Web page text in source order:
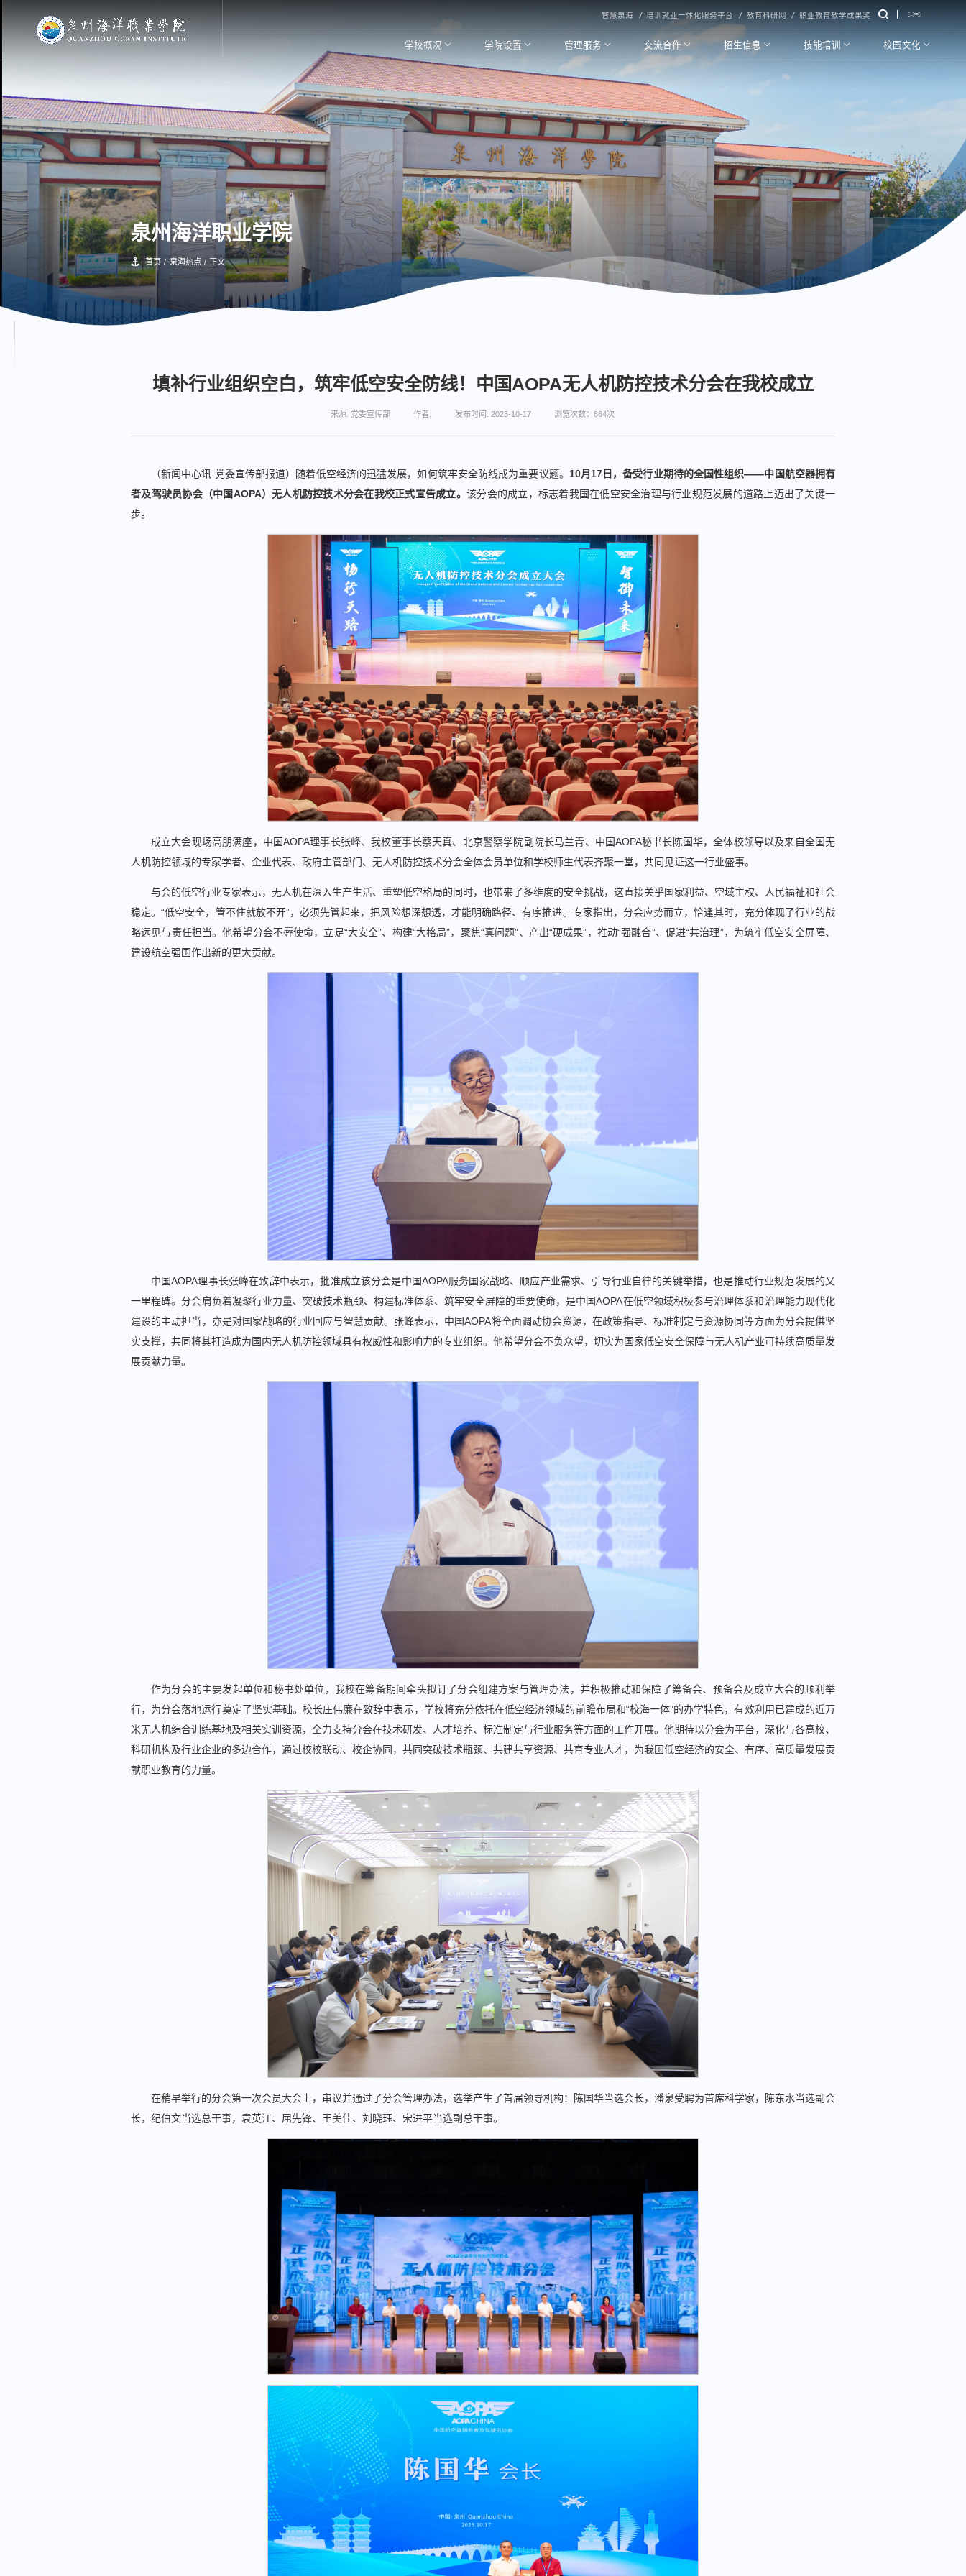
智慧泉海 培训就业一体化服务平台 教育科研网 职业教育教学成果奖
学校概况 学院设置 管理服务 交流合作 招生信息 技能培训 校园文化
泉州海洋职业学院
首页 / 泉海热点 / 正文
填补行业组织空白，筑牢低空安全防线！中国AOPA无人机防控技术分会在我校成立
来源: 党委宣传部 作者: 发布时间: 2025-10-17 浏览次数： 864次
（新闻中心讯 党委宣传部报道）随着低空经济的迅猛发展，如何筑牢安全防线成为重要议题。 10月17日，备受行业期待的全国性组织——中国航空器拥有
者及驾驶员协会（中国AOPA）无人机防控技术分会在我校正式宣告成立。 该分会的成立，标志着我国在低空安全治理与行业规范发展的道路上迈出了关键一
步。
成立大会现场高朋满座，中国AOPA理事长张峰、我校董事长蔡天真、北京警察学院副院长马兰青、中国AOPA秘书长陈国华，全体校领导以及来自全国无
人机防控领域的专家学者、企业代表、政府主管部门、无人机防控技术分会全体会员单位和学校师生代表齐聚一堂，共同见证这一行业盛事。
与会的低空行业专家表示，无人机在深入生产生活、重塑低空格局的同时，也带来了多维度的安全挑战，这直接关乎国家利益、空域主权、人民福祉和社会
稳定。“低空安全，管不住就放不开”，必须先管起来，把风险想深想透，才能明确路径、有序推进。专家指出，分会应势而立，恰逢其时，充分体现了行业的战
略远见与责任担当。他希望分会不辱使命，立足“大安全”、构建“大格局”，聚焦“真问题”、产出“硬成果”，推动“强融合”、促进“共治理”，为筑牢低空安全屏障、
建设航空强国作出新的更大贡献。
中国AOPA理事长张峰在致辞中表示，批准成立该分会是中国AOPA服务国家战略、顺应产业需求、引导行业自律的关键举措，也是推动行业规范发展的又
一里程碑。分会肩负着凝聚行业力量、突破技术瓶颈、构建标准体系、筑牢安全屏障的重要使命，是中国AOPA在低空领域积极参与治理体系和治理能力现代化
建设的主动担当，亦是对国家战略的行业回应与智慧贡献。张峰表示，中国AOPA将全面调动协会资源，在政策指导、标准制定与资源协同等方面为分会提供坚
实支撑，共同将其打造成为国内无人机防控领域具有权威性和影响力的专业组织。他希望分会不负众望，切实为国家低空安全保障与无人机产业可持续高质量发
展贡献力量。
作为分会的主要发起单位和秘书处单位，我校在筹备期间牵头拟订了分会组建方案与管理办法，并积极推动和保障了筹备会、预备会及成立大会的顺利举
行，为分会落地运行奠定了坚实基础。校长庄伟廉在致辞中表示，学校将充分依托在低空经济领域的前瞻布局和“校海一体”的办学特色，有效利用已建成的近万
米无人机综合训练基地及相关实训资源，全力支持分会在技术研发、人才培养、标准制定与行业服务等方面的工作开展。他期待以分会为平台，深化与各高校、
科研机构及行业企业的多边合作，通过校校联动、校企协同，共同突破技术瓶颈、共建共享资源、共育专业人才，为我国低空经济的安全、有序、高质量发展贡
献职业教育的力量。
在稍早举行的分会第一次会员大会上，审议并通过了分会管理办法，选举产生了首届领导机构：陈国华当选会长，潘泉受聘为首席科学家，陈东水当选副会
长，纪伯文当选总干事，袁英江、屈先锋、王美佳、刘晓珏、宋进平当选副总干事。